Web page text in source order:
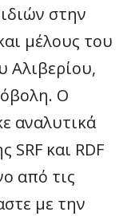
στην
μέλους του
Αλιβερίου,
Ο
αναλυτικά
SRF και RDF
από τις
με την